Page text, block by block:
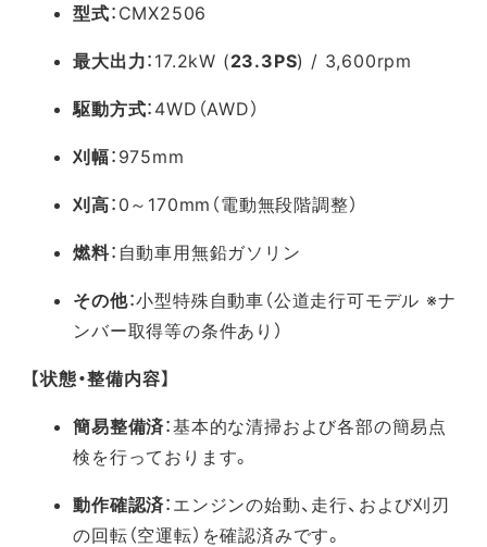
型式：CMX2506
最大出力：17.2kW (23.3PS) / 3,600rpm
駆動方式：4WD（AWD）
刈幅：975mm
刈高：0～170mm（電動無段階調整）
燃料：自動車用無鉛ガソリン
その他：小型特殊自動車（公道走行可モデル ※ナ
ンバー取得等の条件あり）
【状態・整備内容】
簡易整備済：基本的な清掃および各部の簡易点
検を行っております。
動作確認済：エンジンの始動、走行、および刈刃
の回転（空運転）を確認済みです。